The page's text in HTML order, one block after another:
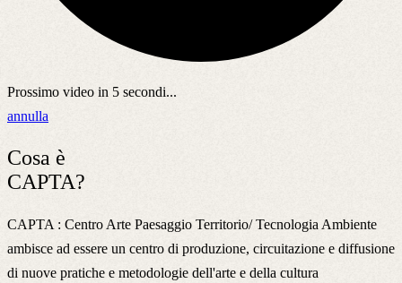
Prossimo video in 5 secondi...
annulla
Cosa è
CAPTA?
CAPTA : Centro Arte Paesaggio Territorio/ Tecnologia Ambiente
ambisce ad essere un centro di produzione, circuitazione e diffusione
di nuove pratiche e metodologie dell'arte e della cultura